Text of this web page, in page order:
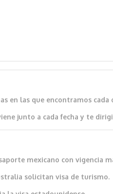
en las que encontramos
junto a cada fecha y te
mexicano con vigencia
solicitan visa de turismo.